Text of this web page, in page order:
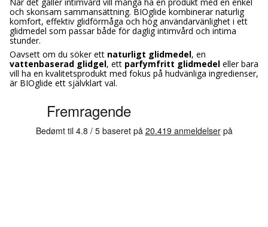
och skonsam sammansättning. BIOglide kombinerar naturlig
komfort, effektiv glidförmåga och hög användarvänlighet i ett
glidmedel som passar både för daglig intimvård och intima
stunder.
Oavsett om du söker ett naturligt glidmedel, en
vattenbaserad glidgel, ett parfymfritt glidmedel eller bara
vill ha en kvalitetsprodukt med fokus på hudvänliga ingredienser,
är BIOglide ett självklart val.